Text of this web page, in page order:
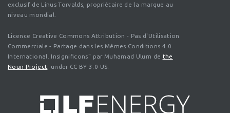
exclusif de Linus Torvalds, propriétaire de la marque au
niveau mondial.
Licence Creative Commons Attribution - Pas d'Utilisation
Commerciale - Partage dans les Mêmes Conditions 4.0
International. Insignificons" par Muhamad Ulum de the
Noun Project , under CC BY 3.0 US.